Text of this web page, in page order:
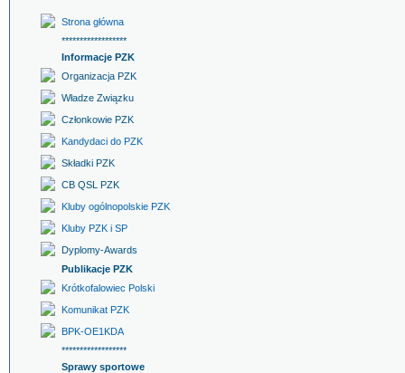
Strona główna
******************
Informacje PZK
Organizacja PZK
Władze Związku
Członkowie PZK
Kandydaci do PZK
Składki PZK
CB QSL PZK
Kluby ogólnopolskie PZK
Kluby PZK i SP
Dyplomy-Awards
Publikacje PZK
Krótkofalowiec Polski
Komunikat PZK
BPK-OE1KDA
******************
Sprawy sportowe